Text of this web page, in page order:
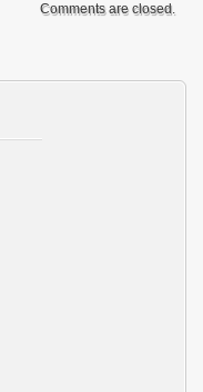
Comments are closed.